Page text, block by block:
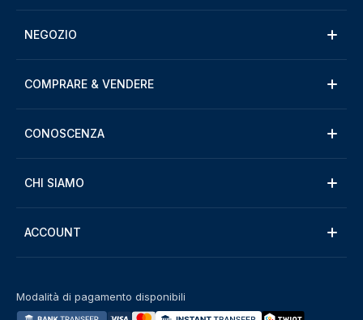
NEGOZIO
COMPRARE & VENDERE
CONOSCENZA
CHI SIAMO
ACCOUNT
Modalità di pagamento disponibili